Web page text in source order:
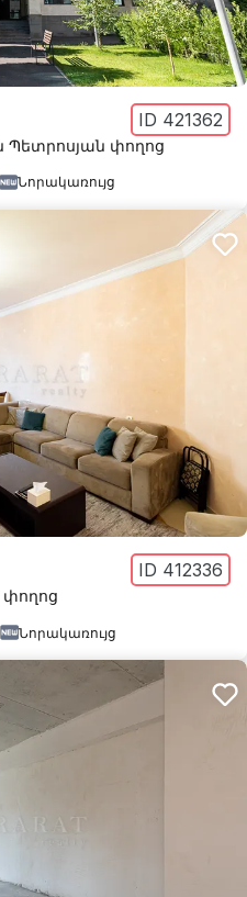
ID 421362
Պետրոսյան փողոց
Նորակառույց
ID 412336
փողոց
Նորակառույց